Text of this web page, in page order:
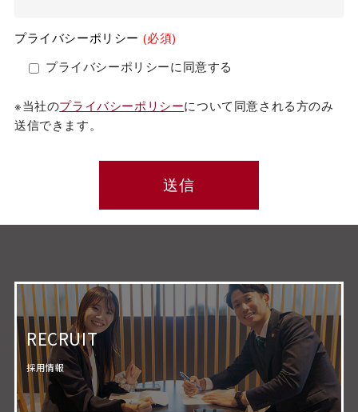
プライバシーポリシー (必須)
プライバシーポリシーに同意する
※当社のプライバシーポリシーについて同意される方のみ
送信できます。
RECRUIT
採用情報